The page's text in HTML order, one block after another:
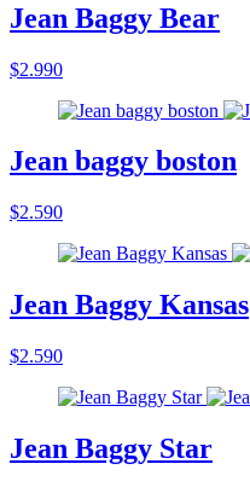
Jean Baggy Bear
$2.990
Jean baggy boston
$2.590
Jean Baggy Kansas
$2.590
Jean Baggy Star